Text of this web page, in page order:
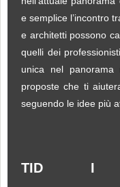
e semplice l’incontro
e architetti possono
quelli dei
unica nel panorama
proposte che ti
seguendo le idee più
TID I